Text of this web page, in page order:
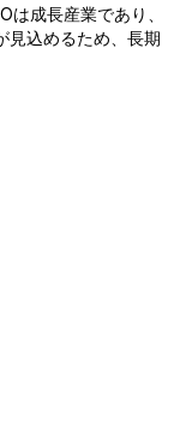
成長産業であり、
見込めるため、長期